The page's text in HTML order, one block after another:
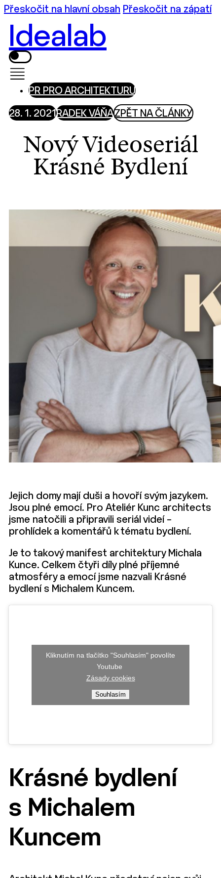
Přeskočit na hlavní obsah Přeskočit na zápatí
Idealab
PR PRO ARCHITEKTURU
28. 1. 2021RADEK VÁŇAZPĚT NA ČLÁNKY
Nový Videoseriál
Krásné Bydlení
Jejich domy mají duši a hovoří svým jazykem.
Jsou plné emocí. Pro Ateliér Kunc architects
jsme natočili a připravili seriál videí –
prohlídek a komentářů k tématu bydlení.
Je to takový manifest architektury Michala
Kunce. Celkem čtyři díly plné příjemné
atmosféry a emocí jsme nazvali Krásné
bydlení s Michalem Kuncem.
Kliknutím na tlačítko "Souhlasím" povolíte
Youtube
Zásady cookies
Souhlasím
Krásné bydlení
s Michalem
Kuncem